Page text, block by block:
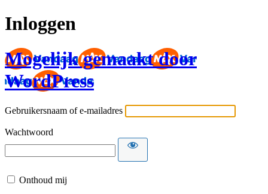
Inloggen
Mogelijk gemaakt door
WordPress
Gebruikersnaam of e-mailadres
Wachtwoord
Onthoud mij